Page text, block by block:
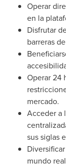
Operar
en la
Disfrutar
barreras
Operar 24
mercado.
Acceder a
sus siglas
mundo real